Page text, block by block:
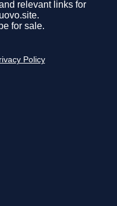
relevant links for
for sale.
Policy